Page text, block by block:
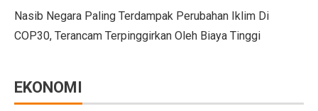
Daihatsu Rocky Diluncurkan di GIIAS: SUV Kompak
Hyundai Akan Rilis Mobil Listrik Baru Tahun Ini
28 Kendaraan Perusahaan di Aceh Tamiang Pakai
Nasib Negara Paling Terdampak Perubahan Iklim Di
COP30, Terancam Terpinggirkan Oleh Biaya Tinggi
EKONOMI